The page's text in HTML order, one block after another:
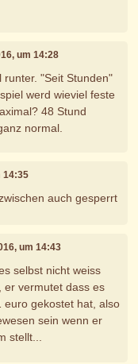
um 14:28
"Seit Stunden"
werd wieviel feste
48 Stund
normal.
14:35
auch gesperrt
um 14:43
selbst nicht weiss
er vermutet dass es
euro gekostet hat, also
sein wenn er
stellt...